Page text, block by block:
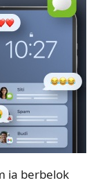
ia berbelok